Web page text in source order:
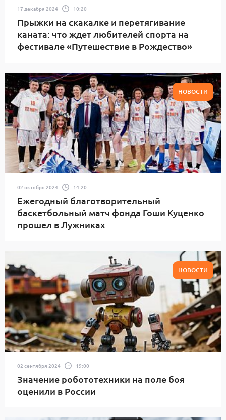
17 декабря 2024 10:20
Прыжки на скакалке и перетягивание
каната: что ждет любителей спорта на
фестивале «Путешествие в Рождество»
НОВОСТИ
02 октября 2024 14:20
Ежегодный благотворительный
баскетбольный матч фонда Гоши Куценко
прошел в Лужниках
НОВОСТИ
02 сентября 2024 19:00
Значение робототехники на поле боя
оценили в России